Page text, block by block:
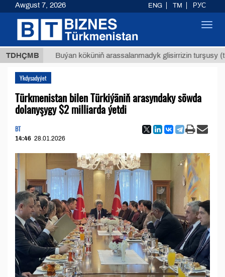
TDHÇMBBuýan köküniň arassalanmadyk glisirrizin turşusy (t.)
Ykdysadyýet
Türkmenistan bilen Türkiýäniň arasyndaky söwda
dolanyşygy $2 milliarda ýetdi
BT
14:46 28.01.2026
Awgust 7, 2026 ENG TM РУС